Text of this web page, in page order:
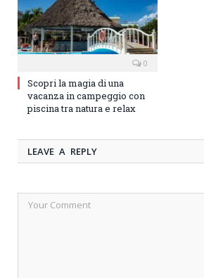
0
Scopri la magia di una
vacanza in campeggio con
piscina tra natura e relax
LEAVE A REPLY